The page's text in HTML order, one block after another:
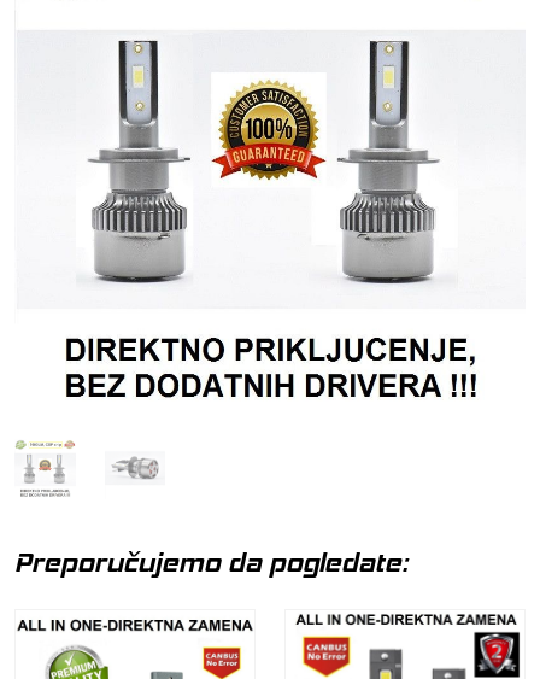
Preporučujemo da pogledate: